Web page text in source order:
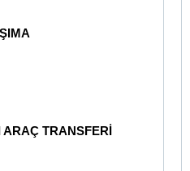
TRANSFERİ